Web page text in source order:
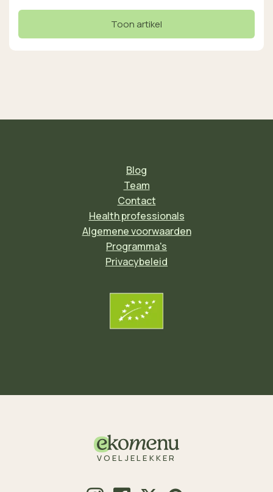
Toon artikel
Blog
Team
Contact
Health professionals
Algemene voorwaarden
Programma's
Privacybeleid
VOELJELEKKER